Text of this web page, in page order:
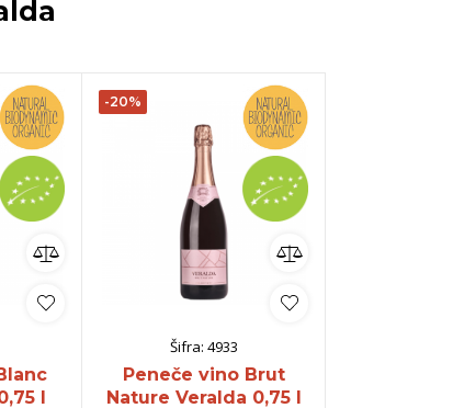
l
-20%
Šifra: 4933
Peneče vino Brut
Nature Veralda 0,75 l